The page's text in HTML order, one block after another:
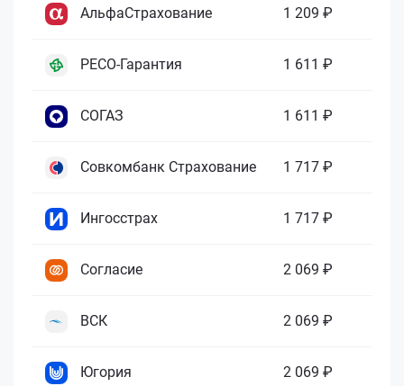
АльфаСтрахование 1 209 ₽
РЕСО-Гарантия 1 611 ₽
СОГАЗ 1 611 ₽
Совкомбанк Страхование 1 717 ₽
Ингосстрах 1 717 ₽
Согласие 2 069 ₽
ВСК 2 069 ₽
Югория 2 069 ₽